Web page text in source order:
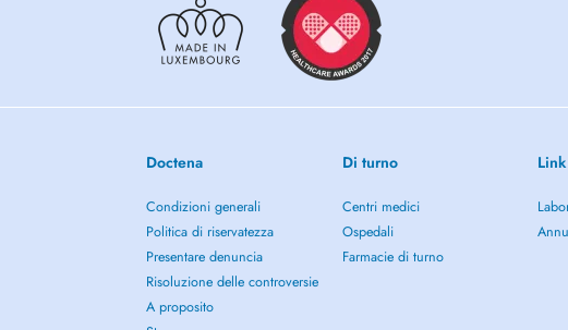
Doctena
Condizioni generali
Politica di riservatezza
Presentare denuncia
Risoluzione delle controversie
A proposito
Di turno
Centri medici
Ospedali
Farmacie di turno